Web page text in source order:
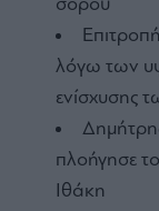
σορού
λόγω των
ενίσχυσης
πλοήγησε
Ιθάκη